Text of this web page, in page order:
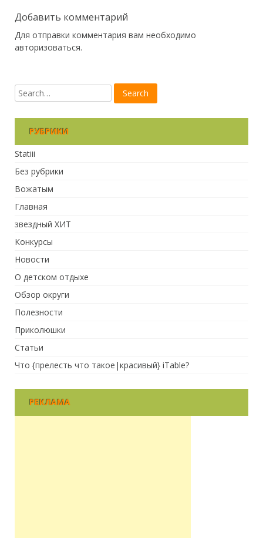
Добавить комментарий
Для отправки комментария вам необходимо
авторизоваться.
РУБРИКИ
Statiii
Без рубрики
Вожатым
Главная
звездный ХИТ
Конкурсы
Новости
О детском отдыхе
Обзор округи
Полезности
Приколюшки
Статьи
Что {прелесть что такое|красивый} iTable?
РЕКЛАМА